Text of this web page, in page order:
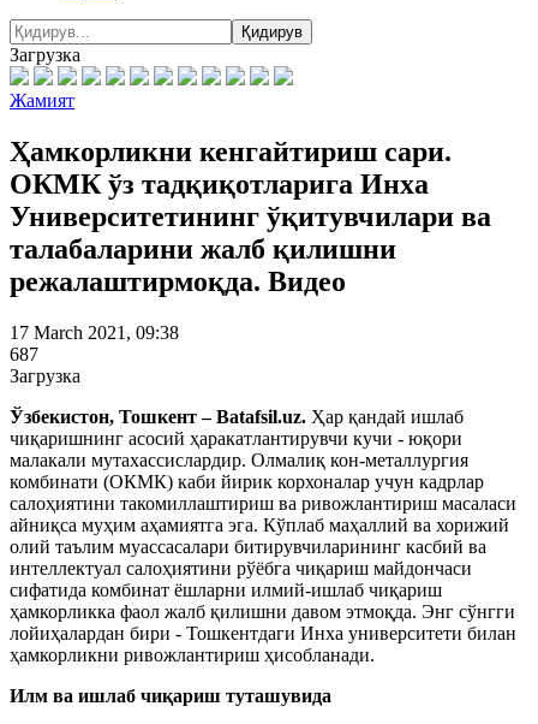
Загрузка
Жамият
Ҳамкорликни кенгайтириш сари.
ОКМК ўз тадқиқотларига Инха
Университетининг ўқитувчилари ва
талабаларини жалб қилишни
режалаштирмоқда. Видео
17 March 2021, 09:38
687
Загрузка
Ўзбекистон, Тошкент – Batafsil.uz. Ҳар қандай ишлаб
чиқаришнинг асосий ҳаракатлантирувчи кучи - юқори
малакали мутахассислардир. Олмалиқ кон-металлургия
комбинати (ОКМК) каби йирик корхоналар учун кадрлар
салоҳиятини такомиллаштириш ва ривожлантириш масаласи
айниқса муҳим аҳамиятга эга. Кўплаб маҳаллий ва хорижий
олий таълим муассасалари битирувчиларининг касбий ва
интеллектуал салоҳиятини рўёбга чиқариш майдончаси
сифатида комбинат ёшларни илмий-ишлаб чиқариш
ҳамкорликка фаол жалб қилишни давом этмоқда. Энг сўнгги
лойиҳалардан бири - Тошкентдаги Инха университети билан
ҳамкорликни ривожлантириш ҳисобланади.
Илм ва ишлаб чиқариш туташувида